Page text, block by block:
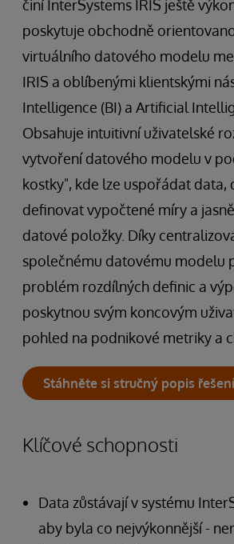
činí InterSystems IRIS ještě
poskytuje obchodně
virtuálního datového modelu
IRIS a oblíbenými klientskými
Intelligence (BI) a Artificial
Obsahuje intuitivní uživatelské
vytvoření datového modelu v
kostky", kde lze uspořádat data,
definovat vypočtené míry a
datové položky. Díky
společnému datovému modelu
problém rozdílných definic a
poskytnou svým koncovým
pohled na podnikové metriky a
Stáhněte si stručný popis řešení
Klíčové schopnosti
Data zůstávají v systému
aby byla co nejvýkonnější -